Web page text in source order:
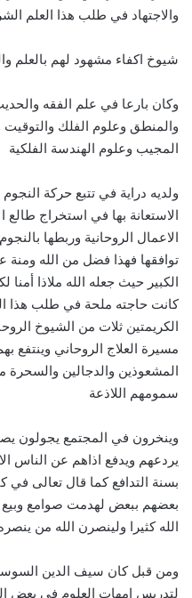
والاجتهاد في طلب هذا العلم
شيوخ اكفاء مشهود لهم بالعلم
وكان بارعا في علم الفقه
والمنطق وعلوم الفلك والتوقيت
المجيب وعلوم الهندسة الفلكية
ولديه دراية في تتبع حركة
الاستعانة بها في استخراج
الاعمال الروحانية وربطها
توافقها فهذا فضل من الله ومنة
الكبير حيث جعله الله ملاذا
كانت حاجته ملحة في طلب هذا
الكريمتين ثلات من الشيوخ
مسيرة العلاج الروحاني وينتفع
المشعوذين والدجالين والسحرة
سمومهم اللاذعة
وينخرون في المجتمع يجولون
يردعهم ويدفع اذاهم عن الناس
بسنة التدافع كما قال تعالى في
بعضهم ببعض لهدمت صوامع
الله كثيرا ولينصرن الله من
ومن قبل كان سيف الدين
لتدريس امهات العلوم في بعض